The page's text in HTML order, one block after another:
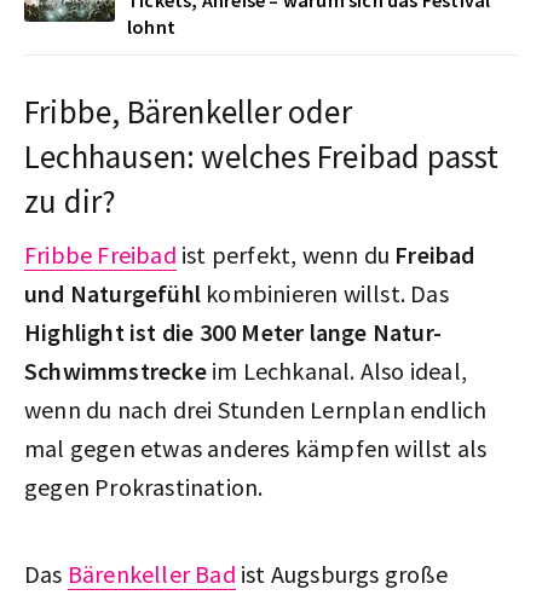
lohnt
Fribbe, Bärenkeller oder
Lechhausen: welches Freibad passt
zu dir?
Fribbe Freibad ist perfekt, wenn du Freibad
und Naturgefühl kombinieren willst. Das
Highlight ist die 300 Meter lange Natur-
Schwimmstreckeim Lechkanal. Also ideal,
wenn du nach drei Stunden Lernplan endlich
mal gegen etwas anderes kämpfen willst als
gegen Prokrastination.
Das Bärenkeller Bad ist Augsburgs große